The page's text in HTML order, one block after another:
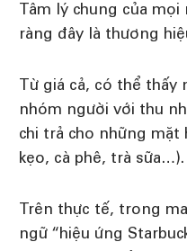
Tâm lý chung của
ràng đây là thương
Từ giá cả, có thể thấy
nhóm người với thu
chi trả cho những mặt
kẹo, cà phê, trà sữa…).
Trên thực tế, trong
ngữ “hiệu ứng